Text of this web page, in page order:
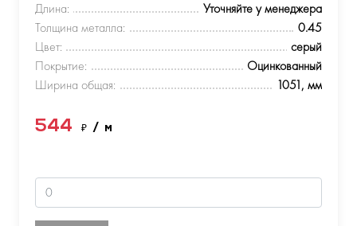
Длина:
Уточняйте у менеджера
Толщина металла:
0.45
Цвет:
серый
Покрытие:
Оцинкованный
Ширина общая:
1051, мм
544 ₽ / м